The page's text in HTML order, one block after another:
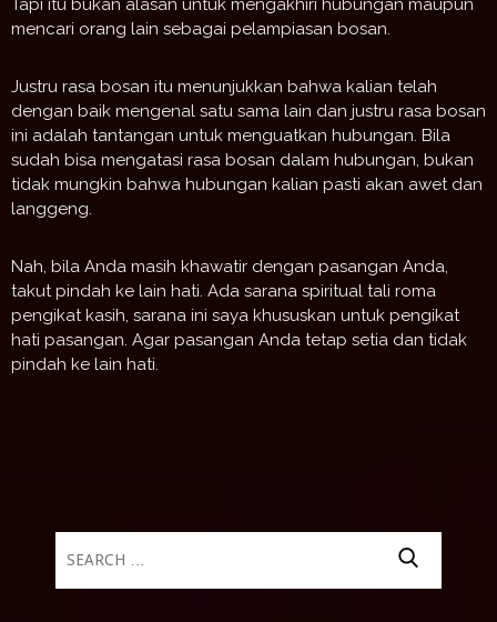
Tapi itu bukan alasan untuk mengakhiri hubungan maupun
mencari orang lain sebagai pelampiasan bosan.
Justru rasa bosan itu menunjukkan bahwa kalian telah
dengan baik mengenal satu sama lain dan justru rasa bosan
ini adalah tantangan untuk menguatkan hubungan. Bila
sudah bisa mengatasi rasa bosan dalam hubungan, bukan
tidak mungkin bahwa hubungan kalian pasti akan awet dan
langgeng.
Nah, bila Anda masih khawatir dengan pasangan Anda,
takut pindah ke lain hati. Ada sarana spiritual tali roma
pengikat kasih, sarana ini saya khususkan untuk pengikat
hati pasangan. Agar pasangan Anda tetap setia dan tidak
pindah ke lain hati.
for: